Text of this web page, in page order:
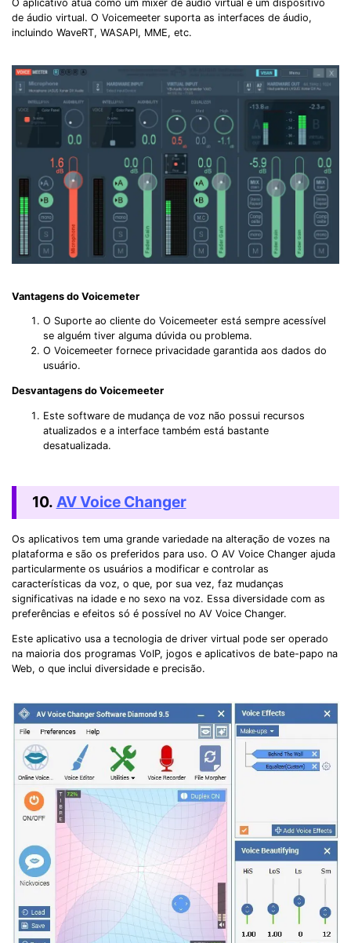
O aplicativo atua como um mixer de áudio virtual e um dispositivo
de áudio virtual. O Voicemeeter suporta as interfaces de áudio,
incluindo WaveRT, WASAPI, MME, etc.
Vantagens do Voicemeter
O Suporte ao cliente do Voicemeeter está sempre acessível
se alguém tiver alguma dúvida ou problema.
O Voicemeeter fornece privacidade garantida aos dados do
usuário.
Desvantagens do Voicemeeter
Este software de mudança de voz não possui recursos
atualizados e a interface também está bastante
desatualizada.
10. AV Voice Changer
Os aplicativos tem uma grande variedade na alteração de vozes na
plataforma e são os preferidos para uso. O AV Voice Changer ajuda
particularmente os usuários a modificar e controlar as
características da voz, o que, por sua vez, faz mudanças
significativas na idade e no sexo na voz. Essa diversidade com as
preferências e efeitos só é possível no AV Voice Changer.
Este aplicativo usa a tecnologia de driver virtual pode ser operado
na maioria dos programas VoIP, jogos e aplicativos de bate-papo na
Web, o que inclui diversidade e precisão.